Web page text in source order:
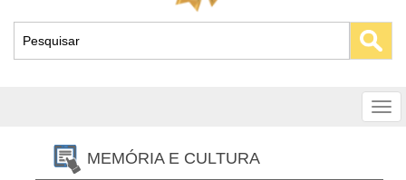
MEMÓRIA E CULTURA